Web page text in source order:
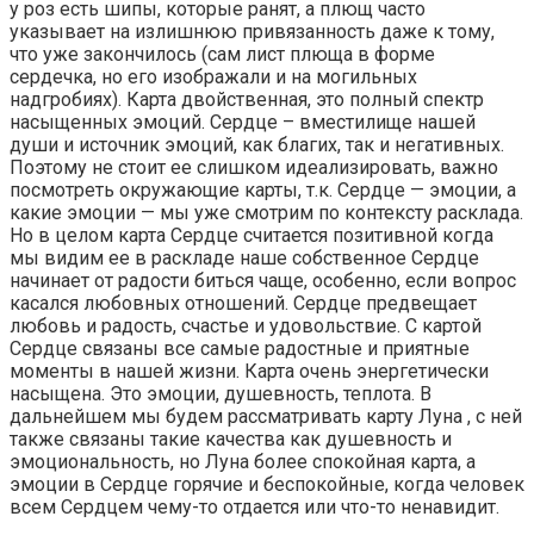
у роз есть шипы, которые ранят, а плющ часто
указывает на излишнюю привязанность даже к тому,
что уже закончилось (сам лист плюща в форме
сердечка, но его изображали и на могильных
надгробиях). Карта двойственная, это полный спектр
насыщенных эмоций. Сердце – вместилище нашей
души и источник эмоций, как благих, так и негативных.
Поэтому не стоит ее слишком идеализировать, важно
посмотреть окружающие карты, т.к. Сердце — эмоции, а
какие эмоции — мы уже смотрим по контексту расклада.
Но в целом карта Сердце считается позитивной когда
мы видим ее в раскладе наше собственное Сердце
начинает от радости биться чаще, особенно, если вопрос
касался любовных отношений. Сердце предвещает
любовь и радость, счастье и удовольствие. С картой
Сердце связаны все самые радостные и приятные
моменты в нашей жизни. Карта очень энергетически
насыщена. Это эмоции, душевность, теплота. В
дальнейшем мы будем рассматривать карту Луна , с ней
также связаны такие качества как душевность и
эмоциональность, но Луна более спокойная карта, а
эмоции в Сердце горячие и беспокойные, когда человек
всем Сердцем чему-то отдается или что-то ненавидит.